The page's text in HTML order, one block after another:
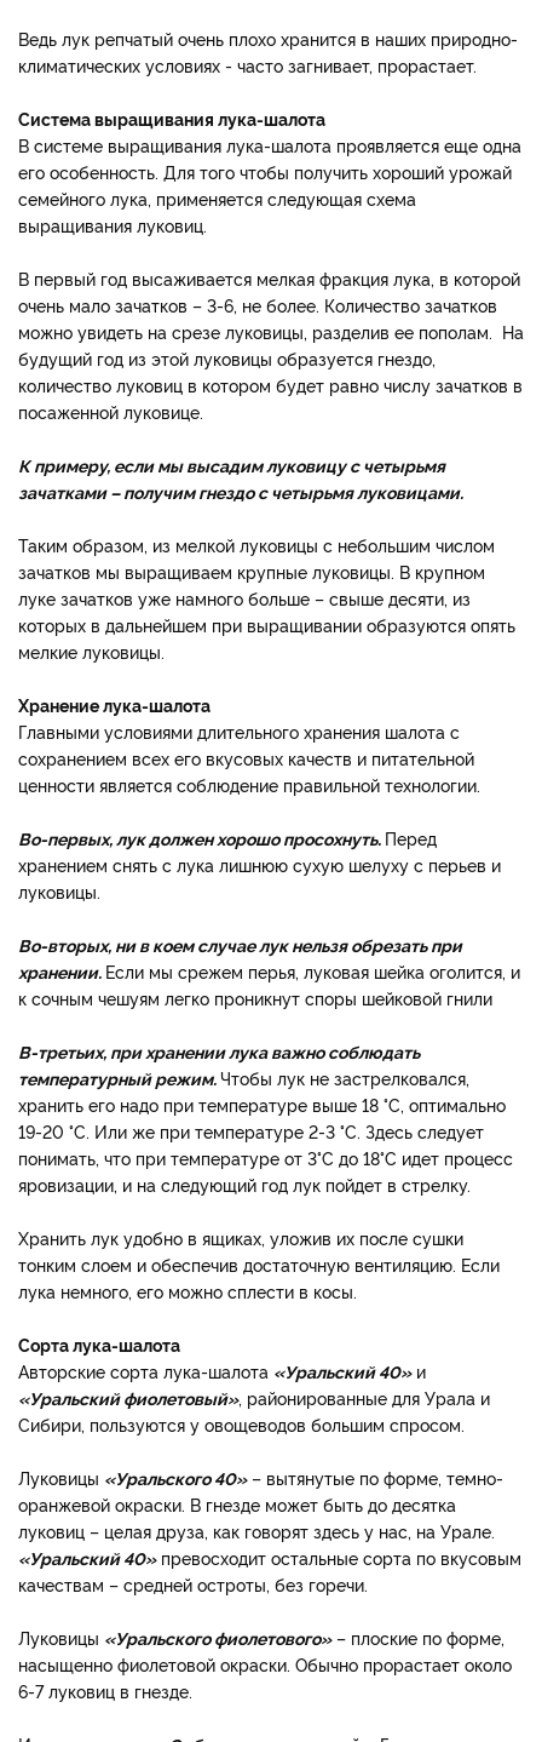
Ведь лук репчатый очень плохо хранится в наших природно-
климатических условиях - часто загнивает, прорастает.
Система выращивания лука-шалота
В системе выращивания лука-шалота проявляется еще одна
его особенность. Для того чтобы получить хороший урожай
семейного лука, применяется следующая схема
выращивания луковиц.
В первый год высаживается мелкая фракция лука, в которой
очень мало зачатков – 3-6, не более. Количество зачатков
можно увидеть на срезе луковицы, разделив ее пополам. На
будущий год из этой луковицы образуется гнездо,
количество луковиц в котором будет равно числу зачатков в
посаженной луковице.
К примеру, если мы высадим луковицу с четырьмя
зачатками – получим гнездо с четырьмя луковицами.
Таким образом, из мелкой луковицы с небольшим числом
зачатков мы выращиваем крупные луковицы. В крупном
луке зачатков уже намного больше – свыше десяти, из
которых в дальнейшем при выращивании образуются опять
мелкие луковицы.
Хранение лука-шалота
Главными условиями длительного хранения шалота с
сохранением всех его вкусовых качеств и питательной
ценности является соблюдение правильной технологии.
Во-первых, лук должен хорошо просохнуть. Перед
хранением снять с лука лишнюю сухую шелуху с перьев и
луковицы.
Во-вторых, ни в коем случае лук нельзя обрезать при
хранении. Если мы срежем перья, луковая шейка оголится, и
к сочным чешуям легко проникнут споры шейковой гнили
В-третьих, при хранении лука важно соблюдать
температурный режим. Чтобы лук не застрелковался,
хранить его надо при температуре выше 18 °C, оптимально
19-20 °C. Или же при температуре 2-3 °C. Здесь следует
понимать, что при температуре от 3°C до 18°C идет процесс
яровизации, и на следующий год лук пойдет в стрелку.
Хранить лук удобно в ящиках, уложив их после сушки
тонким слоем и обеспечив достаточную вентиляцию. Если
лука немного, его можно сплести в косы.
Сорта лука-шалота
Авторские сорта лука-шалота «Уральский 40»и
«Уральский фиолетовый», районированные для Урала и
Сибири, пользуются у овощеводов большим спросом.
Луковицы «Уральского 40»– вытянутые по форме, темно-
оранжевой окраски. В гнезде может быть до десятка
луковиц – целая друза, как говорят здесь у нас, на Урале.​
«Уральский 40»превосходит остальные сорта по вкусовым
качествам – средней остроты, без горечи.
Луковицы «Уральского фиолетового»– плоские по форме,
насыщенно фиолетовой окраски. Обычно прорастает около
6-7 луковиц в гнезде.